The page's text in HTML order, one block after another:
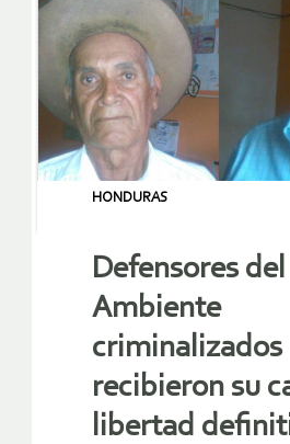
HONDURAS
Defensores del
Ambiente
criminalizados
recibieron su
libertad